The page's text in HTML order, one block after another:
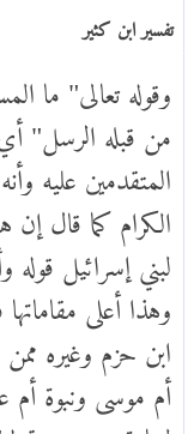
تفسير ابن كثير
وقوله تعالى" ما
من قبله الرسل"
المتقدمين عليه
الكرام كما قال إن
لبني إسرائيل
وهذا أعلى
ابن حزم وغيره
أم موسى ونبوة